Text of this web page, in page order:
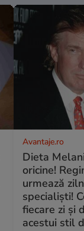
Avantaje.ro
Dieta
oricine!
urmează
specialiști!
fiecare zi și
acestui stil